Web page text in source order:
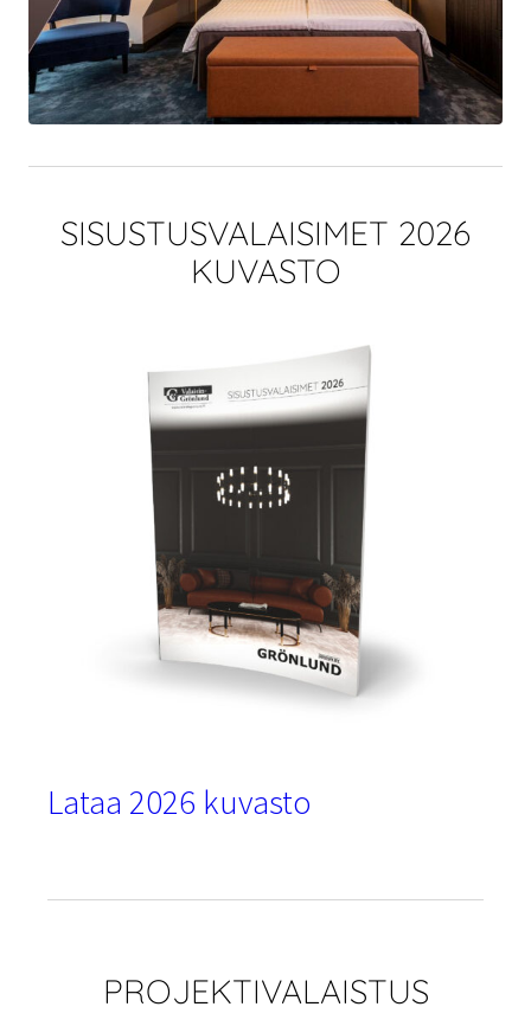
SISUSTUSVALAISIMET 2026
KUVASTO
Lataa 2026 kuvasto
PROJEKTIVALAISTUS